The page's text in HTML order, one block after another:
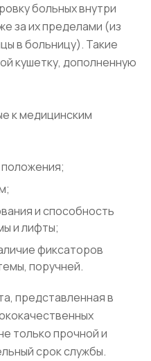
больных внутри
за их пределами (из
в больницу). Такие
кушетку, дополненную
к медицинским
и способность
и лифты;
фиксаторов
поручней.
представленная в
только прочной и
срок службы.